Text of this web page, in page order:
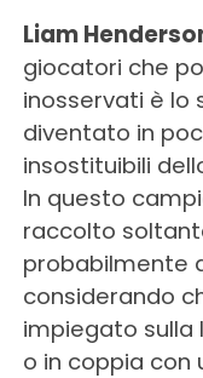
Liam
giocatori che
inosservati è lo
diventato in
insostituibili
In questo
raccolto
probabilmente
considerando
impiegato sulla
o in coppia con